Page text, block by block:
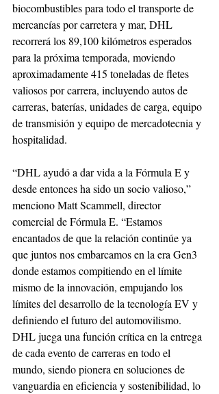
biocombustibles para todo el transporte de
mercancías por carretera y mar, DHL
recorrerá los 89,100 kilómetros esperados
para la próxima temporada, moviendo
aproximadamente 415 toneladas de fletes
valiosos por carrera, incluyendo autos de
carreras, baterías, unidades de carga, equipo
de transmisión y equipo de mercadotecnia y
hospitalidad.
“DHL ayudó a dar vida a la Fórmula E y
desde entonces ha sido un socio valioso,”
menciono Matt Scammell, director
comercial de Fórmula E. “Estamos
encantados de que la relación continúe ya
que juntos nos embarcamos en la era Gen3
donde estamos compitiendo en el límite
mismo de la innovación, empujando los
límites del desarrollo de la tecnología EV y
definiendo el futuro del automovilismo.
DHL juega una función crítica en la entrega
de cada evento de carreras en todo el
mundo, siendo pionera en soluciones de
vanguardia en eficiencia y sostenibilidad, lo